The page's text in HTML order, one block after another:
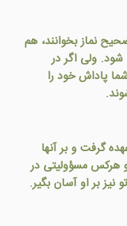
نماز بخوانند، هم
ولی اگر در
پاداش خود را
گرفت و بر آنها
هرکس مسؤوليتی در
نيز بر او آسان بگير.